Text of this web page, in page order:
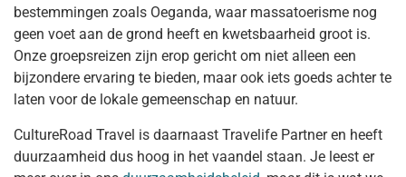
bestemmingen zoals Oeganda, waar massatoerisme nog
geen voet aan de grond heeft en kwetsbaarheid groot is.
Onze groepsreizen zijn erop gericht om niet alleen een
bijzondere ervaring te bieden, maar ook iets goeds achter te
laten voor de lokale gemeenschap en natuur.
CultureRoad Travel is daarnaast Travelife Partner en heeft
duurzaamheid dus hoog in het vaandel staan. Je leest er